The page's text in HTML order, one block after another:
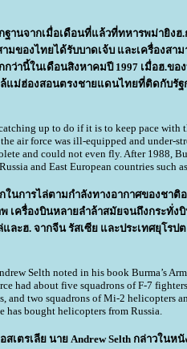
านจากเมื่อเดือนที่แล้วที่ทหารพม่ายิงฮ
ของไทยได้รับบาดเจ้บ และเครื่องสา
านี้ในเดือนสิงหาคมปี 1997 เมื่อฮ.ขอ
แม่ฮ่องสอนตรงชายแดนไทยที่ติดกับรัฐ
up to do if it is to keep pace with
air force was ill-equipped and under-
and could not even fly. After 1988,
and East European countries such
นการไล่ตามกำลังทางอากาศของชาติ
เครื่องบินหลายลำล้าสมัยจนถึงกระทั่ง
ละฮ. จากจีน รัสเซีย และประเทศยุโร
Selth noted in his book Burma’s
had about five squadrons of F-7
and two squadrons of Mi-2 helicopters
has bought helicopters from Russia.
เตรเลีย นาย Andrew Selth กล่าวในห